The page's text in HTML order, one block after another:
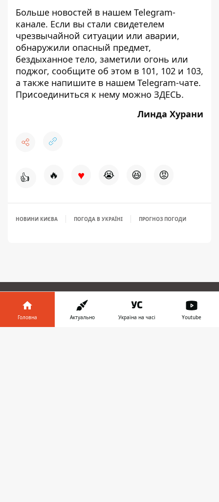
Больше новостей в нашем Telegram-
канале. Если вы стали свидетелем
чрезвычайной ситуации или аварии,
обнаружили опасный предмет,
бездыханное тело, заметили огонь или
поджог, сообщите об этом в 101, 102 и 103,
а также напишите в нашем Telegram-чате.
Присоединиться к нему можно ЗДЕСЬ.
Линда Хурани
👍 🔥 ♥ 😭 😆 😡
НОВИНИ КИЄВА ПОГОДА В УКРАЇНІ ПРОГНОЗ ПОГОДИ
ЗАПРОПОНУВАТИ НОВИНУ
Головна Актуально Україна на часі Youtube